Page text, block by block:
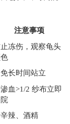
注意事项
冻伤，观察龟头
长时间站立
血>1/2 纱布立即
辣、酒精